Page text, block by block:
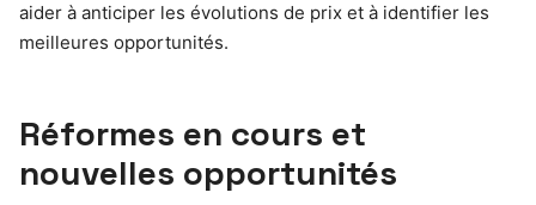
aider à anticiper les évolutions de prix et à identifier les
meilleures opportunités.
Réformes en cours et
nouvelles opportunités